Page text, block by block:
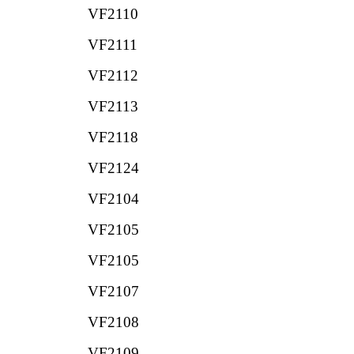
VF2110
VF2111
VF2112
VF2113
VF2118
VF2124
VF2104
VF2105
VF2105
VF2107
VF2108